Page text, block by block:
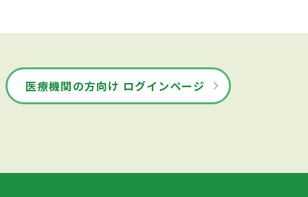
医療機関の方向け ログインページ